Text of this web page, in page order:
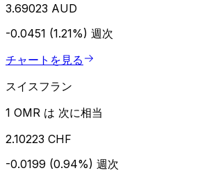
3.69023 AUD
-0.0451 (1.21%) 週次
チャートを見る
スイスフラン
1 OMR は 次に相当
2.10223 CHF
-0.0199 (0.94%) 週次